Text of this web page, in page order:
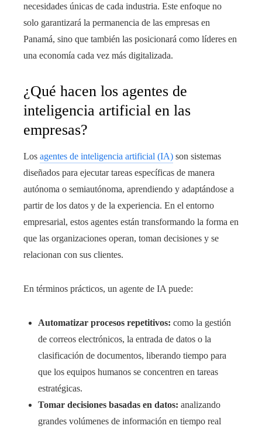
necesidades únicas de cada industria. Este enfoque no
solo garantizará la permanencia de las empresas en
Panamá, sino que también las posicionará como líderes en
una economía cada vez más digitalizada.
¿Qué hacen los agentes de
inteligencia artificial en las
empresas?
Los agentes de inteligencia artificial (IA) son sistemas
diseñados para ejecutar tareas específicas de manera
autónoma o semiautónoma, aprendiendo y adaptándose a
partir de los datos y de la experiencia. En el entorno
empresarial, estos agentes están transformando la forma en
que las organizaciones operan, toman decisiones y se
relacionan con sus clientes.
En términos prácticos, un agente de IA puede:
Automatizar procesos repetitivos: como la gestión
de correos electrónicos, la entrada de datos o la
clasificación de documentos, liberando tiempo para
que los equipos humanos se concentren en tareas
estratégicas.
Tomar decisiones basadas en datos: analizando
grandes volúmenes de información en tiempo real